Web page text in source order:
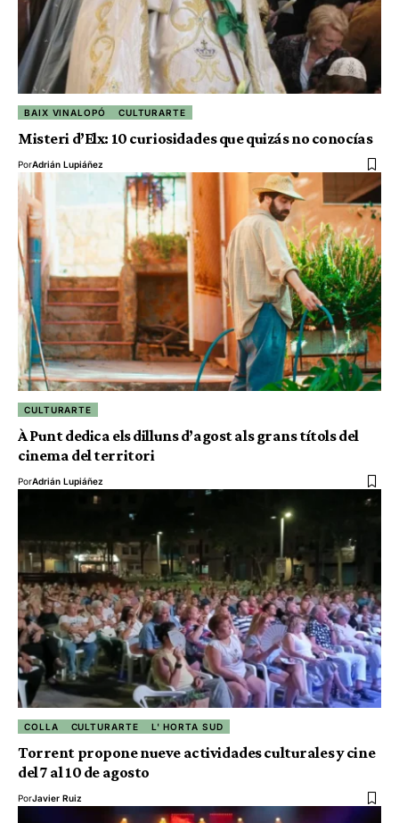
BAIX VINALOPÓ CULTURARTE
Misteri d’Elx: 10 curiosidades que quizás no conocías
PorAdrián Lupiáñez
CULTURARTE
À Punt dedica els dilluns d’agost als grans títols del
cinema del territori
PorAdrián Lupiáñez
COLLA CULTURARTE L' HORTA SUD
Torrent propone nueve actividades culturales y cine
del 7 al 10 de agosto
PorJavier Ruiz